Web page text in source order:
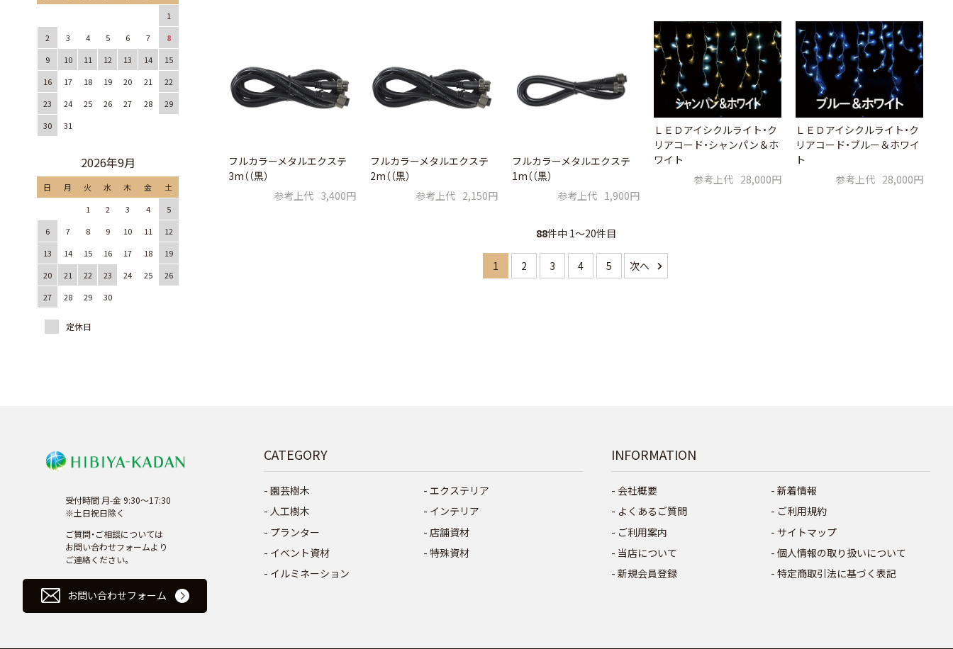
フルカラーメタルエクステ
3m（（黒）
参考上代 3,400円
フルカラーメタルエクステ
2m（（黒）
参考上代 2,150円
フルカラーメタルエクステ
1m（（黒）
参考上代 1,900円
ＬＥＤアイシクルライト・ク
リアコード・シャンパン＆ホ
ワイト
参考上代 28,000円
ＬＥＤアイシクルライト・ク
リアコード・ブルー＆ホワイ
ト
参考上代 28,000円
88件中 1〜20件目
1 2 3 4 5
1
2
3 4 5 6 7
8
9
10 11 12 13 14
15
16
17 18 19 20 21
22
23
24 25 26 27 28
29
30
31
2026年9月
日 月 火 水 木 金
土
1
2 3 4
5
6
7 8 9 10 11
12
13
14 15 16 17 18
19
20
21 22 23 24 25
26
27
28 29 30
受付時間 月-金 9:30～17:30
※土日祝日除く
ご質問・ご相談については
お問い合わせフォームより
ご連絡ください。
お問い合わせフォーム
CATEGORY
園芸樹木
人工樹木
プランター
イベント資材
イルミネーション
エクステリア
インテリア
店舗資材
特殊資材
INFORMATION
会社概要
よくあるご質問
ご利用案内
当店について
新規会員登録
新着情報
ご利用規約
サイトマップ
個人情報の取り扱いについて
特定商取引法に基づく表記